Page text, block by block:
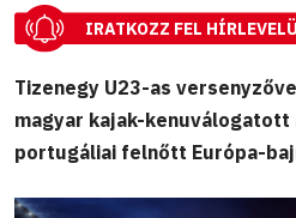
IRATKOZZ FEL
Tizenegy U23-as
magyar kajak-kenuválogatott
portugáliai felnőtt Európa-